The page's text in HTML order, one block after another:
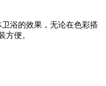
浴的效果，无论在色彩搭
方便。